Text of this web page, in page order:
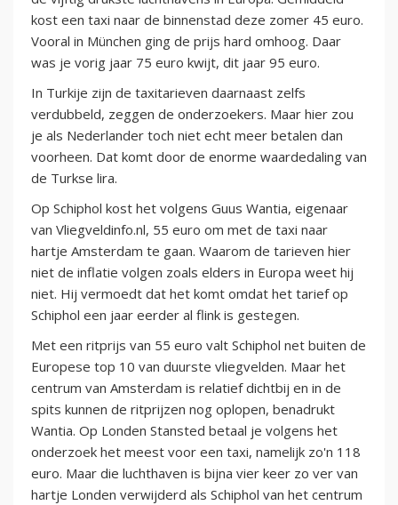
kost een taxi naar de binnenstad deze zomer 45 euro.
Vooral in München ging de prijs hard omhoog. Daar
was je vorig jaar 75 euro kwijt, dit jaar 95 euro.
In Turkije zijn de taxitarieven daarnaast zelfs
verdubbeld, zeggen de onderzoekers. Maar hier zou
je als Nederlander toch niet echt meer betalen dan
voorheen. Dat komt door de enorme waardedaling van
de Turkse lira.
Op Schiphol kost het volgens Guus Wantia, eigenaar
van Vliegveldinfo.nl, 55 euro om met de taxi naar
hartje Amsterdam te gaan. Waarom de tarieven hier
niet de inflatie volgen zoals elders in Europa weet hij
niet. Hij vermoedt dat het komt omdat het tarief op
Schiphol een jaar eerder al flink is gestegen.
Met een ritprijs van 55 euro valt Schiphol net buiten de
Europese top 10 van duurste vliegvelden. Maar het
centrum van Amsterdam is relatief dichtbij en in de
spits kunnen de ritprijzen nog oplopen, benadrukt
Wantia. Op Londen Stansted betaal je volgens het
onderzoek het meest voor een taxi, namelijk zo'n 118
euro. Maar die luchthaven is bijna vier keer zo ver van
hartje Londen verwijderd als Schiphol van het centrum